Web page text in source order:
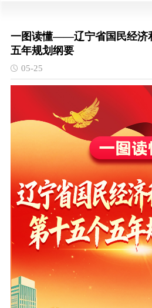
一图读懂——辽宁省国民经济
五年规划纲要
05-25